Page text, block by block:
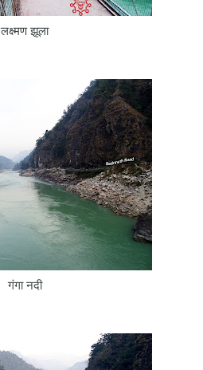
लक्ष्मण झूला
गंगा नदी